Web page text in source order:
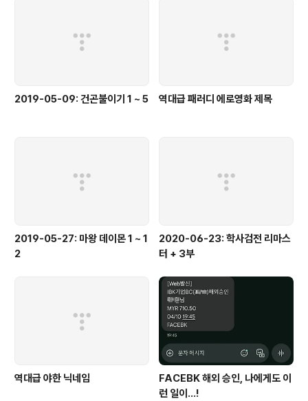
2019-05-09: 건곤불이기 1 ~ 5 역대급 패러디 에로영화 제목
2019-05-27: 마왕 데이몬 1 ~ 1
2
2020-06-23: 학사검전 리마스
터 + 3부
역대급 야한 닉네임
FACEBK 해외 승인, 나에게도 이
런 일이...!